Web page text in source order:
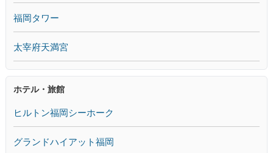
福岡タワー
太宰府天満宮
ホテル・旅館
ヒルトン福岡シーホーク
グランドハイアット福岡